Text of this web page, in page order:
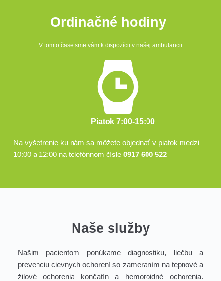
Ordinačné hodiny
V tomto čase sme vám k dispozícii v našej ambulancii
Piatok 7:00-15:00
Na vyšetrenie ku nám sa môžete objednať v piatok medzi
10:00 a 12:00 na telefónnom čísle 0917 600 522
Naše služby
Našim pacientom ponúkame diagnostiku, liečbu a
prevenciu cievnych ochorení so zameraním na tepnové a
žilové ochorenia končatín a hemoroidné ochorenia.